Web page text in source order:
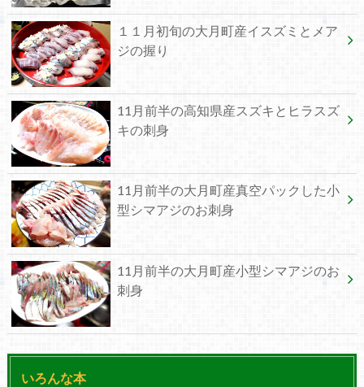
１１月初旬の大月町産イスズミとメア
ジの握り
11月前半の高知県産スズキとヒラスズ
キの刺身
11月前半の大月町産真空パックした小
型シマアジのお刺身
11月前半の大月町産小型シマアジのお
刺身
いろんな本